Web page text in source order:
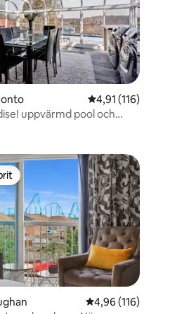
244 omdömen
4,91 av 5 i
4,91 (116)
uppvärmd pool och
4,96 av 5 i
4,96 (116)